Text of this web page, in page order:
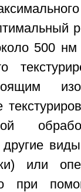
500
другие
или
при